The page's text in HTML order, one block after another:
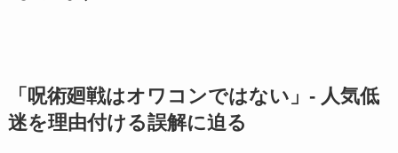
「呪術廻戦はオワコンではない」- 人気低
迷を理由付ける誤解に迫る